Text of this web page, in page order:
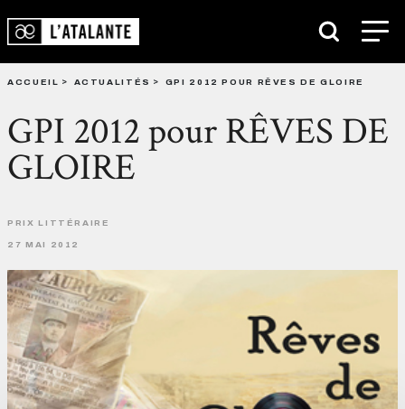
ACCUEIL ACTUALITÉS GPI 2012 POUR RÊVES DE GLOIRE
GPI 2012 pour RÊVES DE
GLOIRE
PRIX LITTÉRAIRE
27 MAI 2012